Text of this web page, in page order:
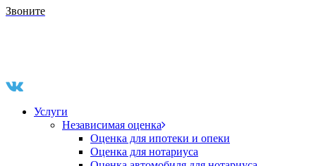
Звоните
Услуги
Независимая оценка
Оценка для ипотеки и опеки
Оценка для нотариуса